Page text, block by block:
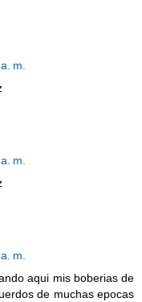
m.
m.
m.
aqui mis boberias de
de muchas epocas